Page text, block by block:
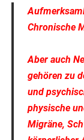
Chronische
Aber auch
gehören zu
und
physische
Migräne,